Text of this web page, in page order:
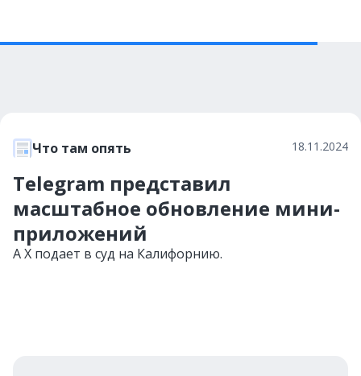
Что там опять 18.11.2024
Telegram представил
масштабное обновление мини-
приложений
А X подает в суд на Калифорнию.